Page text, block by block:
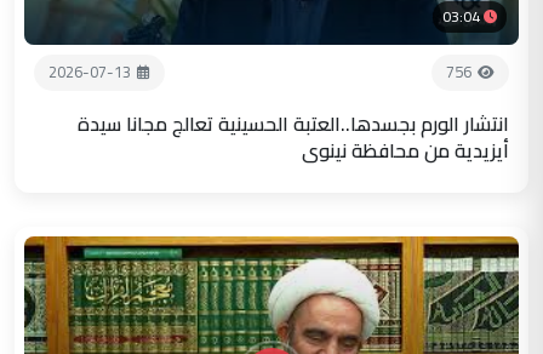
03:04
756
2026-07-13
انتشار الورم بجسدها..العتبة الحسينية تعالج مجانا سيدة
أيزيدية من محافظة نينوى